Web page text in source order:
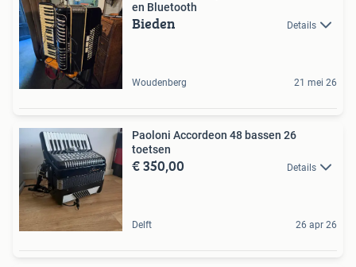
en Bluetooth
Bieden Details
Woudenberg 21 mei 26
Paoloni Accordeon 48 bassen 26
toetsen
€ 350,00 Details
Delft 26 apr 26